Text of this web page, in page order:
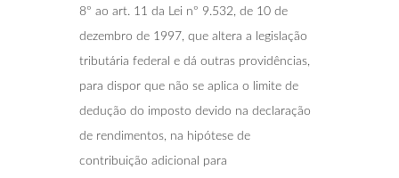
8º ao art. 11 da Lei nº 9.532, de 10 de
dezembro de 1997, que altera a legislação
tributária federal e dá outras providências,
para dispor que não se aplica o limite de
dedução do imposto devido na declaração
de rendimentos, na hipótese de
contribuição adicional para